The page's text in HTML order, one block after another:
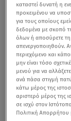
καταστεί δυνατή η
προκειμένου να
για τους οποίους
δεδομένα με σκοπό
όλων ή αποσύρετε τη
απενεργοποιηθούν.
περιεχόμενο και
μην είναι τόσο
μενού για να
ανά πάσα στιγμή
κάτω μέρος της
αριστερό μέρος της
σε ισχύ στον
Πολιτική Απορρήτου